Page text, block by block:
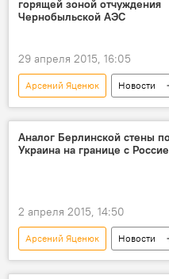
Джо Байден
санкции
горящей зоной отчуждения
Чернобыльской АЭС
29 апреля 2015, 16:05
Арсений Яценюк Новости
Общество
В мире
Чернобыль
Аналог Берлинской стены
Украина на границе с
2 апреля 2015, 14:50
Арсений Яценюк Новости
Украина
Deutsche